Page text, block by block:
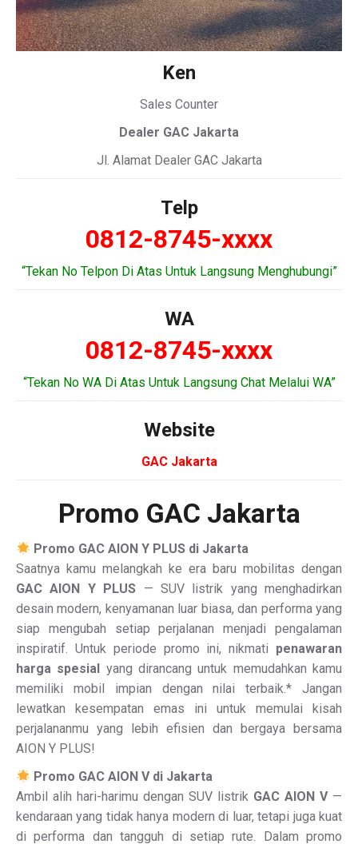
Ken
Sales Counter
Dealer GAC Jakarta
Jl. Alamat Dealer GAC Jakarta
Telp
0812-8745-xxxx
“Tekan No Telpon Di Atas Untuk Langsung Menghubungi”
WA
0812-8745-xxxx
“Tekan No WA Di Atas Untuk Langsung Chat Melalui WA”
Website
GAC Jakarta
Promo GAC Jakarta
Promo GAC AION Y PLUS di Jakarta
Saatnya kamu melangkah ke era baru mobilitas dengan
GAC AION Y PLUS — SUV listrik yang menghadirkan
desain modern, kenyamanan luar biasa, dan performa yang
siap mengubah setiap perjalanan menjadi pengalaman
inspiratif. Untuk periode promo ini, nikmati penawaran
harga spesial
yang dirancang untuk memudahkan kamu
memiliki mobil impian dengan nilai terbaik.* Jangan
lewatkan kesempatan emas ini untuk memulai kisah
perjalananmu yang lebih efisien dan bergaya bersama
AION Y PLUS!
Promo GAC AION V di Jakarta
Ambil alih hari-harimu dengan SUV listrik GAC AION V—
kendaraan yang tidak hanya modern di luar, tetapi juga kuat
di performa dan tangguh di setiap rute. Dalam promo